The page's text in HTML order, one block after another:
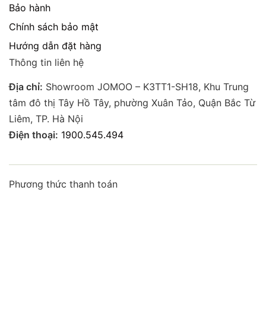
Bảo hành
Chính sách bảo mật
Hướng dẫn đặt hàng
Thông tin liên hệ
Địa chỉ: Showroom JOMOO – K3TT1-SH18, Khu Trung
tâm đô thị Tây Hồ Tây, phường Xuân Tảo, Quận Bắc Từ
Liêm, TP. Hà Nội
Điện thoại: 1900.545.494
Phương thức thanh toán